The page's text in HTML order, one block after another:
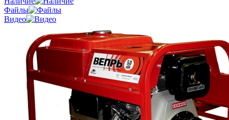
Файлы
Видео